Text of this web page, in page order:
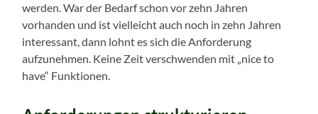
werden. War der Bedarf schon vor zehn Jahren
vorhanden und ist vielleicht auch noch in zehn Jahren
interessant, dann lohnt es sich die Anforderung
aufzunehmen. Keine Zeit verschwenden mit „nice to
have“ Funktionen.